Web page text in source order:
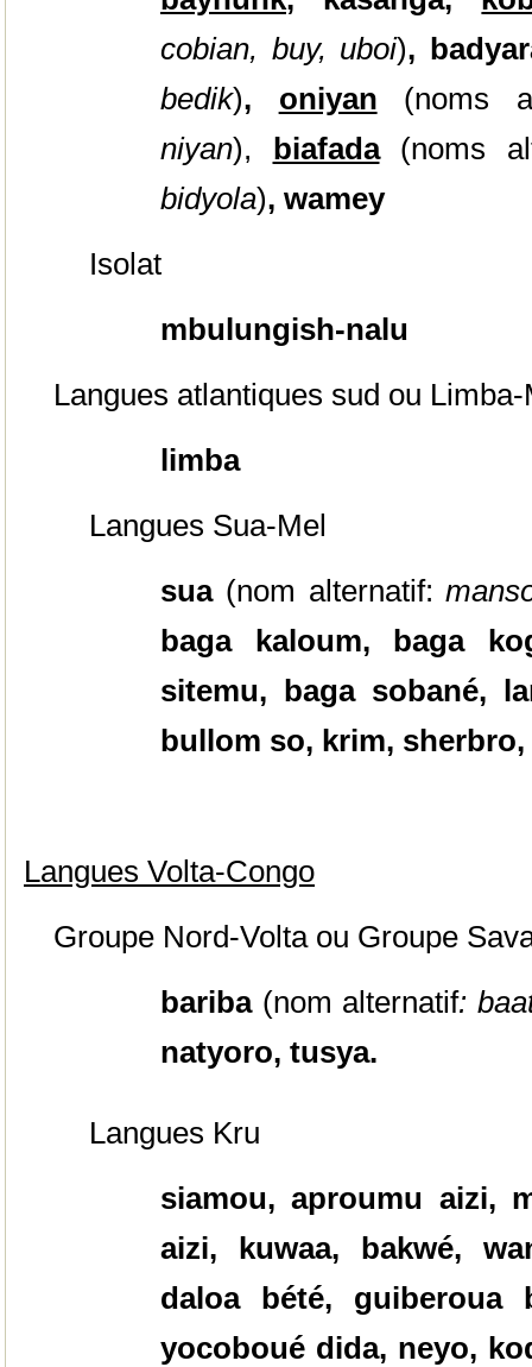
cobian, buy, uboi),
bedik), oniyan
(noms
niyan), biafada
(noms
bidyola), wamey
Isolat
mbulungish-nalu
Langues atlantiques sud ou
limba
Langues Sua-Mel
sua (nom alternatif:
baga kaloum, baga
sitemu, baga sobané,
bullom so, krim, sherbro,
Langues Volta-Congo
Groupe Nord-Volta ou Groupe
bariba (nom alternatif:
natyoro, tusya.
Langues Kru
siamou, aproumu aizi,
aizi, kuwaa, bakwé,
daloa bété, guiberoua
yocoboué dida, neyo,